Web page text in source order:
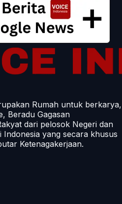
Rumah untuk berkarya,
Beradu Gagasan
dari pelosok Negeri dan
yang secara khusus
Ketenagakerjaan.